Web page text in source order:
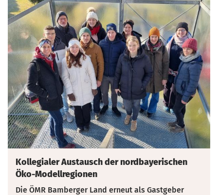
Kollegialer Austausch der nordbayerischen
Öko-Modellregionen
Die ÖMR Bamberger Land erneut als Gastgeber